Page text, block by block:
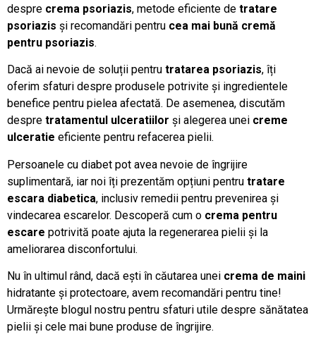
despre crema psoriazis, metode eficiente de tratare
psoriazis și recomandări pentru cea mai bună cremă
pentru psoriazis.
Dacă ai nevoie de soluții pentru tratarea psoriazis, îți
oferim sfaturi despre produsele potrivite și ingredientele
benefice pentru pielea afectată. De asemenea, discutăm
despre tratamentul ulceratiilor și alegerea unei creme
ulceratie eficiente pentru refacerea pielii.
Persoanele cu diabet pot avea nevoie de îngrijire
suplimentară, iar noi îți prezentăm opțiuni pentru tratare
escara diabetica, inclusiv remedii pentru prevenirea și
vindecarea escarelor. Descoperă cum o crema pentru
escare potrivită poate ajuta la regenerarea pielii și la
ameliorarea disconfortului.
Nu în ultimul rând, dacă ești în căutarea unei crema de maini
hidratante și protectoare, avem recomandări pentru tine!
Urmărește blogul nostru pentru sfaturi utile despre sănătatea
pielii și cele mai bune produse de îngrijire.